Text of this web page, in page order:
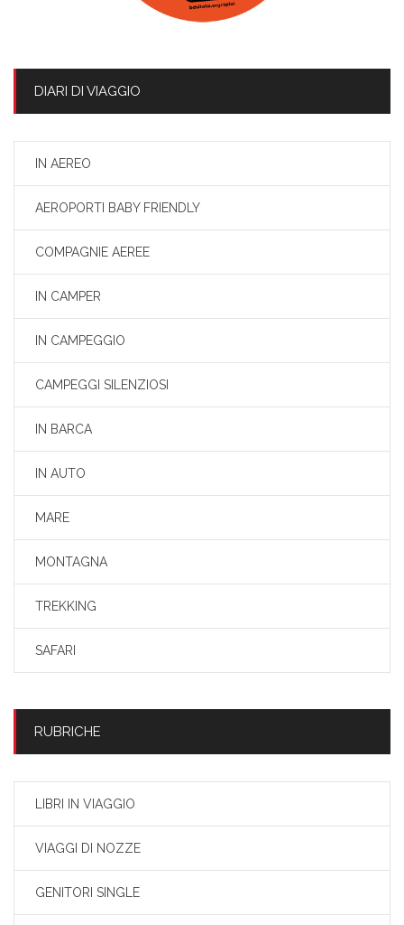
DIARI DI VIAGGIO
IN AEREO
AEROPORTI BABY FRIENDLY
COMPAGNIE AEREE
IN CAMPER
IN CAMPEGGIO
CAMPEGGI SILENZIOSI
IN BARCA
IN AUTO
MARE
MONTAGNA
TREKKING
SAFARI
RUBRICHE
LIBRI IN VIAGGIO
VIAGGI DI NOZZE
GENITORI SINGLE